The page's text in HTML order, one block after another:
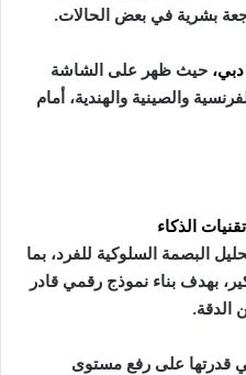
بشرية في بعض الحالات.
دبي، حيث ظهر على الشاشة
والصينية والهندية، أمام
تقنيات الذكاء
البصمة السلوكية للفرد، بما
بهدف بناء نموذج رقمي قادر
الدقة.
في قدرتها على رفع مستوى